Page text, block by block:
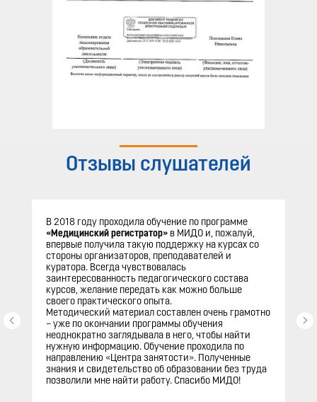
Отзывы слушателей
В 2018 году проходила обучение по программе
«Медицинский регистратор» в МИДО и, пожалуй,
впервые получила такую поддержку на курсах со
стороны организаторов, преподавателей и
куратора. Всегда чувствовалась
заинтересованность педагогического состава
курсов, желание передать как можно больше
своего практического опыта.
Методический материал составлен очень грамотно
– уже по окончании программы обучения
неоднократно заглядывала в него, чтобы найти
нужную информацию. Обучение проходила по
направлению «Центра занятости». Полученные
знания и свидетельство об образовании без труда
позволили мне найти работу. Спасибо МИДО!